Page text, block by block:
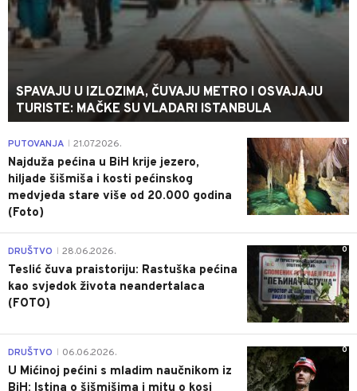
SPAVAJU U IZLOZIMA, ČUVAJU METRO I OSVAJAJU
TURISTE: MAČKE SU VLADARI ISTANBULA
0
PUTOVANJA 21.07.2026.
Najduža pećina u BiH krije jezero,
hiljade šišmiša i kosti pećinskog
medvjeda stare više od 20.000 godina
(Foto)
0
DRUŠTVO 28.06.2026.
Teslić čuva praistoriju: Rastuška pećina
kao svjedok života neandertalaca
(FOTO)
0
DRUŠTVO 06.06.2026.
U Mićinoj pećini s mladim naučnikom iz